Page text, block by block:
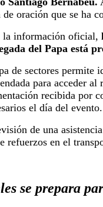
oración que se ha
la información oficial,
del Papa está
de sectores permite
para acceder
recibida por
el día del evento.
de una
refuerzos en el
se prepara